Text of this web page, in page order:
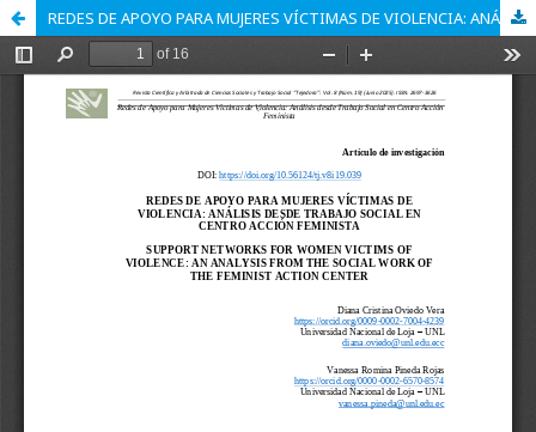
REDES DE APOYO PARA MUJERES VÍCTIMAS DE VIOLENCIA: ANÁLISIS DESDE TRABAJO SOCIAL EN CENTRO ACCIÓN FEMINISTA